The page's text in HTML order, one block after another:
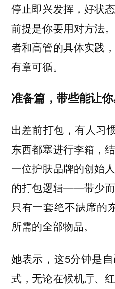
停止即兴发挥，好状
前提是你要用对方法
者和高管的具体实践
有章可循。
准备篇，带些能让
出差前打包，有人习
东西都塞进行李箱，
一位护肤品牌的创始
的打包逻辑——带少
只有一套绝不缺席的
所需的全部物品。
她表示，这5分钟是
式，无论在候机厅、